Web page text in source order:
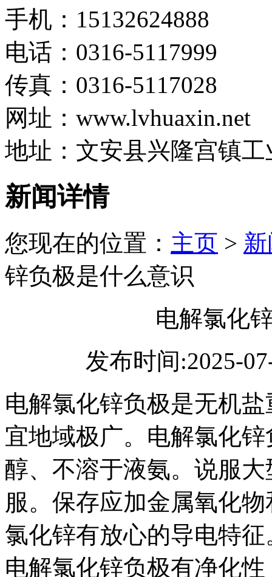
手机：15132624888
电话：0316-5117999
传真：0316-5117028
网址：www.lvhuaxin.net
地址：文安县兴隆宫镇工
新闻详情
您现在的位置： 主页 >
锌负极是什么意识
电解氯化
发布时间:2025-
电解氯化锌负极是无机
宜地域极广。电解氯化
醇、不溶于液氨。说服
服。保存应加金属氧化
氯化锌有放心的导电特
电解氯化锌负极有净化